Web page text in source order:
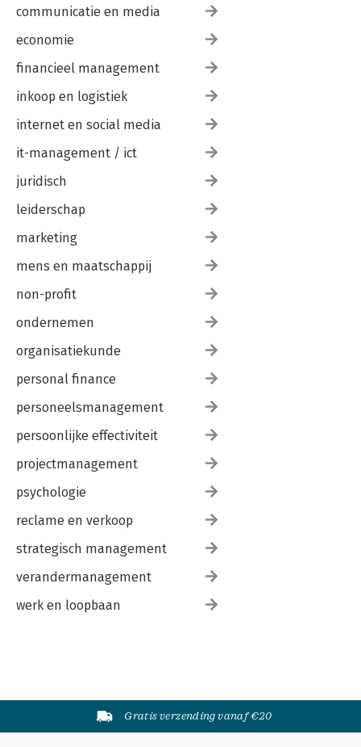
communicatie en media
economie
financieel management
inkoop en logistiek
internet en social media
it-management / ict
juridisch
leiderschap
marketing
mens en maatschappij
non-profit
ondernemen
organisatiekunde
personal finance
personeelsmanagement
persoonlijke effectiviteit
projectmanagement
psychologie
reclame en verkoop
strategisch management
verandermanagement
werk en loopbaan
Gratis verzending vanaf €20